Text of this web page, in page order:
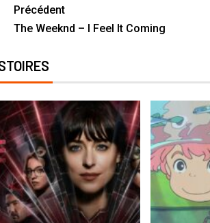
Précédent
The Weeknd – I Feel It Coming